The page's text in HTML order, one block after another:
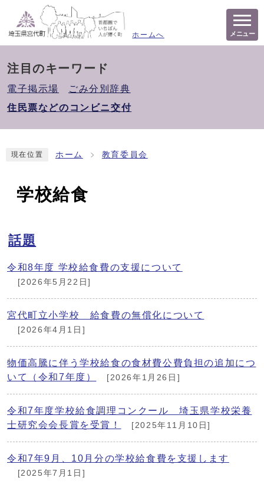
ホームへ メニュー
注目のキーワード
電子掲示場
ごみ分別辞典
住民票などのコンビニ交付
現在位置 ホーム 教育委員会
学校給食
話題
令和8年度 学校給食費の支援について
[2026年5月22日]
宮代町立小学校 給食費の無償化について
[2026年4月1日]
物価高騰に伴う学校給食の食材費公費負担の追加につ
いて（令和7年度）
[2026年1月26日]
令和7年度学校給食調理コンクール 埼玉県学校栄養
士研究会会長賞を受賞！
[2025年11月10日]
令和7年9月、10月分の学校給食費を支援します
[2025年7月1日]